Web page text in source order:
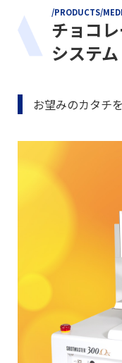
/PRODUCTS/
チョコ
システム
お望みのカタチ